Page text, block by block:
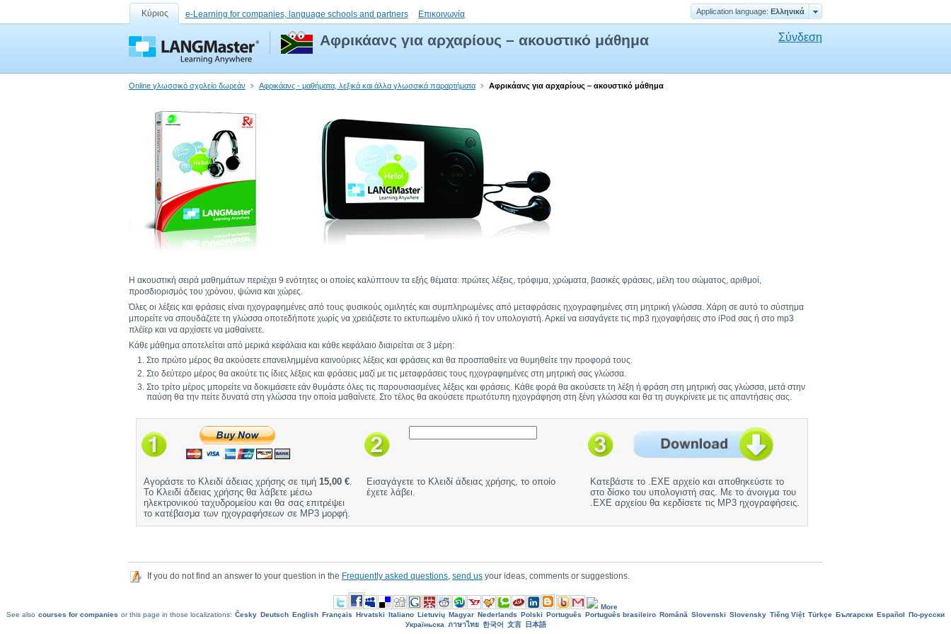
Κύριος e-Learning for companies, language schools and partners Επικοινωνία Application language: Ελληνικά
Αφρικάανς για αρχαρίους – ακουστικό μάθημα Σύνδεση
Online γλωσσικό σχολείο δωρεάν Αφρικάανς - μαθήματα, λεξικά και άλλα γλωσσικά παραρτήματα Αφρικάανς για αρχαρίους – ακουστικό μάθημα
Η ακουστική σειρά μαθημάτων περιέχει 9 ενότητες οι οποίες καλύπτουν τα εξής θέματα: πρώτες λέξεις, τρόφιμα, χρώματα, βασικές φράσεις, μέλη του σώματος, αριθμοί,
προσδιορισμός του χρόνου, ψώνια και χώρες.
Όλες οι λέξεις και φράσεις είναι ηχογραφημένες από τους φυσικούς ομιλητές και συμπληρωμένες από μεταφράσεις ηχογραφημένες στη μητρική γλώσσα. Χάρη σε αυτό το σύστημα
μπορείτε να σπουδάζετε τη γλώσσα οποτεδήποτε χωρίς να χρειάζεστε το εκτυπωμένο υλικό ή τον υπολογιστή. Αρκεί να εισαγάγετε τις mp3 ηχογαφήσεις στο iPod σας ή στο mp3
πλέϊερ και να αρχίσετε να μαθαίνετε.
Κάθε μάθημα αποτελείται από μερικά κεφάλαια και κάθε κεφάλαιο διαιρείται σε 3 μέρη:
Στο πρώτο μέρος θα ακούσετε επανειλημμένα καινούριες λέξεις και φράσεις και θα προσπαθείτε να θυμηθείτε την προφορά τους.
Στο δεύτερο μέρος θα ακούτε τις ίδιες λέξεις και φράσεις μαζί με τις μεταφράσεις τους ηχογραφημένες στη μητρική σας γλώσσα.
Στο τρίτο μέρος μπορείτε να δοκιμάσετε εάν θυμάστε όλες τις παρουσιασμένες λέξεις και φράσεις. Κάθε φορά θα ακούσετε τη λέξη ή φράση στη μητρική σας γλώσσα, μετά στην
παύση θα την πείτε δυνατά στη γλώσσα την οποία μαθαίνετε. Στο τέλος θα ακούσετε πρωτότυπη ηχογράφηση στη ξένη γλώσσα και θα τη συγκρίνετε με τις απαντήσεις σας.
Αγοράστε το Κλειδί άδειας χρήσης σε τιμή 15,00 €.
Το Κλειδί άδειας χρήσης θα λάβετε μέσω
ηλεκτρονικού ταχυδρομείου και θα σας επιτρέψει
το κατέβασμα των ηχογραφήσεων σε MP3 μορφή.
Εισαγάγετε το Κλειδί άδειας χρήσης, το οποίο
έχετε λάβει.
Κατεβάστε το .EXE αρχείο και αποθηκεύστε το
στο δίσκο του υπολογιστή σας. Με το άνοιγμα του
.EXE αρχείου θα κερδίσετε τις MP3 ηχογραφήσεις.
If you do not find an answer to your question in the Frequently asked questions send us your ideas, comments or suggestions.
More
See also courses for companies or this page in those localizations: Česky Deutsch English Français Hrvatski Italiano Lietuvių Magyar Nederlands Polski Português Português brasileiro Română Slovenski Slovensky Tiếng Việt Türkçe Български Еspañol
По-русски
Україньска ภาษาไทย 한국어 文言 日本語